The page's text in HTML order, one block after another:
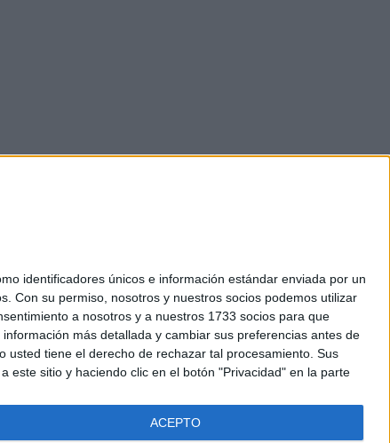
identificadores únicos e información estándar enviada por un
Con su permiso, nosotros y nuestros socios podemos utilizar
a nosotros y a nuestros 1733 socios para que
más detallada y cambiar sus preferencias antes de
tiene el derecho de rechazar tal procesamiento. Sus
este sitio y haciendo clic en el botón "Privacidad" en la parte
ACEPTO
+34 91 593 2767